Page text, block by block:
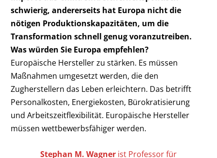
schwierig, andererseits hat Europa nicht die
nötigen Produktionskapazitäten, um die
Transformation schnell genug voranzutreiben.
Was würden Sie Europa empfehlen?
Europäische Hersteller zu stärken. Es müssen
Maßnahmen umgesetzt werden, die den
Zugherstellern das Leben erleichtern. Das betrifft
Personalkosten, Energiekosten, Bürokratisierung
und Arbeitszeitflexibilität. Europäische Hersteller
müssen wettbewerbsfähiger werden.
Stephan M. Wagner ist Professor für